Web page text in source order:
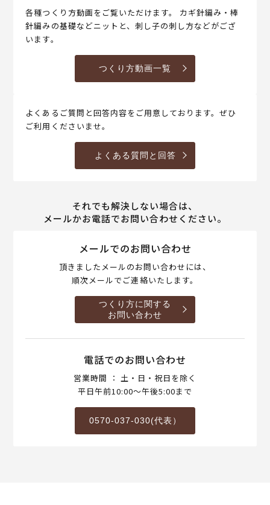
各種つくり方動画をご覧いただけます。 カギ針編み・棒
針編みの基礎などニットと、刺し子の刺し方などがござ
います。
つくり方動画一覧
よくあるご質問と回答内容をご用意しております。ぜひ
ご利用くださいませ。
よくある質問と回答
それでも解決しない場合は、
メールかお電話でお問い合わせください。
メールでのお問い合わせ
頂きましたメールのお問い合わせには、
順次メールでご連絡いたします。
つくり方に関する
お問い合わせ
電話でのお問い合わせ
営業時間 ： 土・日・祝日を除く
平日午前10:00～午後5:00まで
0570-037-030(代表）